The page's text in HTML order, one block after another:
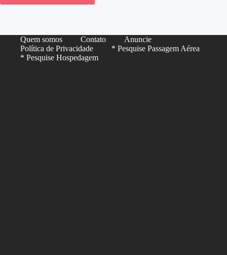
Quem somos Contato
Anuncie
Política de Privacidade
* Pesquise Passagem Aérea
* Pesquise Hospedagem